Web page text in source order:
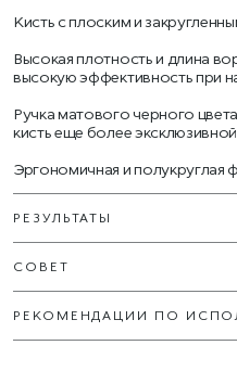
Кисть с плоским и
Высокая плотность и длина
высокую эффективность при
Ручка матового черного
кисть еще более эксклюзивной.
Эргономичная и полукруглая
РЕЗУЛЬТАТЫ
СОВЕТ
РЕКОМЕНДАЦИИ ПО